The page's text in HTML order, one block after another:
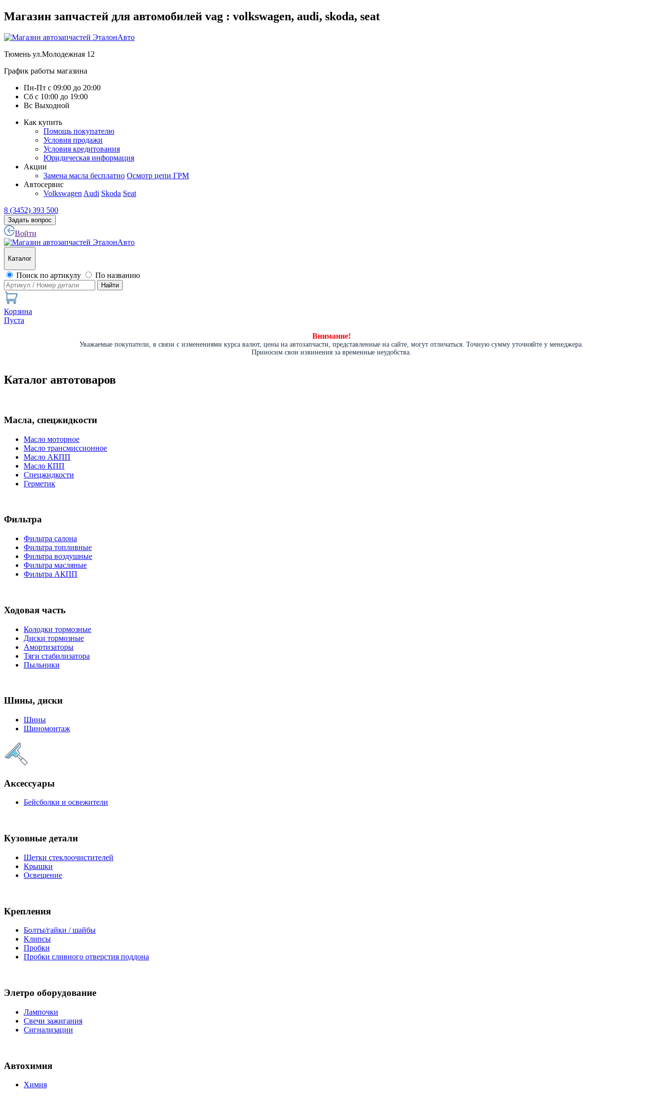
Магазин запчастей для автомобилей vag : volkswagen, audi, skoda, seat
Тюмень ул.Молодежная 12
График работы магазина
Пн-Пт с 09:00 до 20:00
Сб с 10:00 до 19:00
Вс Выходной
Как купить
Помощь покупателю
Условия продажи
Условия кредитования
Юридическая информация
Акции
Замена масла бесплатно Осмотр цепи ГРМ
Автосервис
Volkswagen Audi Skoda Seat
8 (3452) 393 500
Задать вопрос
Войти
Каталог
Поиск по артикулу По названию
Найти
Корзина
Пуста
Внимание!
Уважаемые покупатели, в связи с изменениями курса валют, цены на автозапчасти, представленные на сайте, могут отличаться. Точную сумму уточняйте у менеджера.
Приносим свои извинения за временные неудобства.
Каталог автотоваров
Масла, спецжидкости
Масло моторное
Масло трансмиссионное
Масло АКПП
Масло КПП
Спецжидкости
Герметик
Фильтра
Фильтра салона
Фильтра топливные
Фильтра воздушные
Фильтра масляные
Фильтра АКПП
Ходовая часть
Колодки тормозные
Диски тормозные
Амортизаторы
Тяги стабилизатора
Пыльники
Шины, диски
Шины
Шиномонтаж
Аксессуары
Бейсболки и освежители
Кузовные детали
Щетки стеклоочистителей
Крышки
Освещение
Крепления
Болты/гайки / шайбы
Клипсы
Пробки
Пробки сливного отверстия поддона
Элетро оборудование
Лампочки
Свечи зажигания
Сигнализации
Автохимия
Химия